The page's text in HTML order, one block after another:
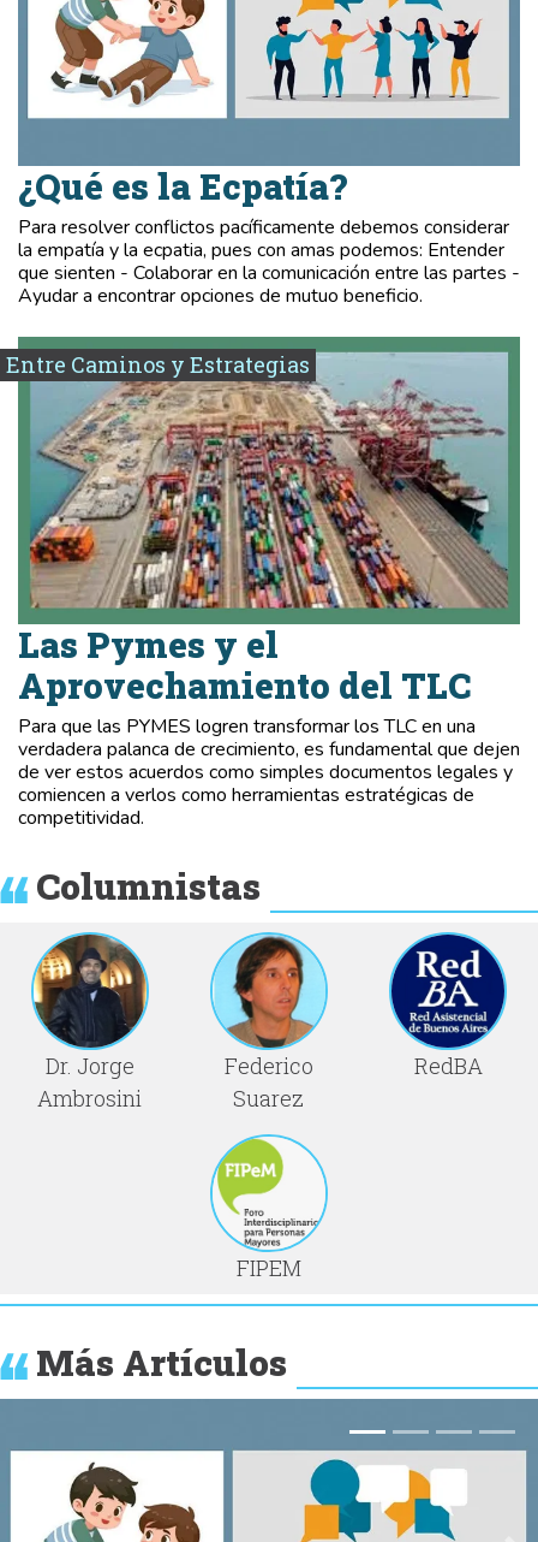
¿Qué es la Ecpatía?
Para resolver conflictos pacíficamente debemos considerar
la empatía y la ecpatia, pues con amas podemos: Entender
que sienten - Colaborar en la comunicación entre las partes -
Ayudar a encontrar opciones de mutuo beneficio.
Entre Caminos y Estrategias
Las Pymes y el
Aprovechamiento del TLC
Para que las PYMES logren transformar los TLC en una
verdadera palanca de crecimiento, es fundamental que dejen
de ver estos acuerdos como simples documentos legales y
comiencen a verlos como herramientas estratégicas de
competitividad.
Columnistas
Dr. Jorge
Ambrosini
Federico
Suarez
RedBA
FIPEM
Más Artículos